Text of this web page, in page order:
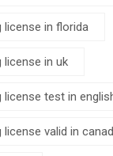
license in florida
license in uk
license test in
license valid in